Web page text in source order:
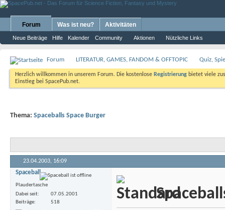
Forum
Neue Beiträge Hilfe Kalender Community Aktionen Nützliche Links
Was ist neu? Aktivitäten
Forum LITERATUR, GAMES, FANDOM & OFFTOPIC Quiz,
Herzlich willkommen in unserem Forum. Die kostenlose Registrierung bietet viele
Einstieg bei SpacePub.net.
Thema: Spaceballs Space Burger
23.04.2003, 16:09
Spaceball
Plaudertasche
Dabei seit
07.05.2001
Beiträge
518